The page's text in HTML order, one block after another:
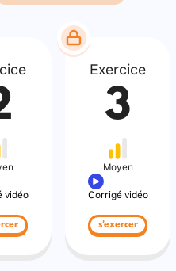
vidéo
Exercice
3
Moyen
Corrigé vidéo
s'exercer